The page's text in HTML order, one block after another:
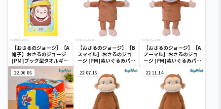
【おさるのジョージ】【A
帽子】おさるのジョージ
[PM]ブック型タオルギフ
トボックス
【おさるのジョージ】【B
スマイル】おさるのジョ
ージ [PM]ぬいぐるみパペ
【おさるのジョージ】【A
ノーマル】おさるのジョ
ージ [PM]ぬいぐるみパペ
22.06.06 22.07.15 22.11.14